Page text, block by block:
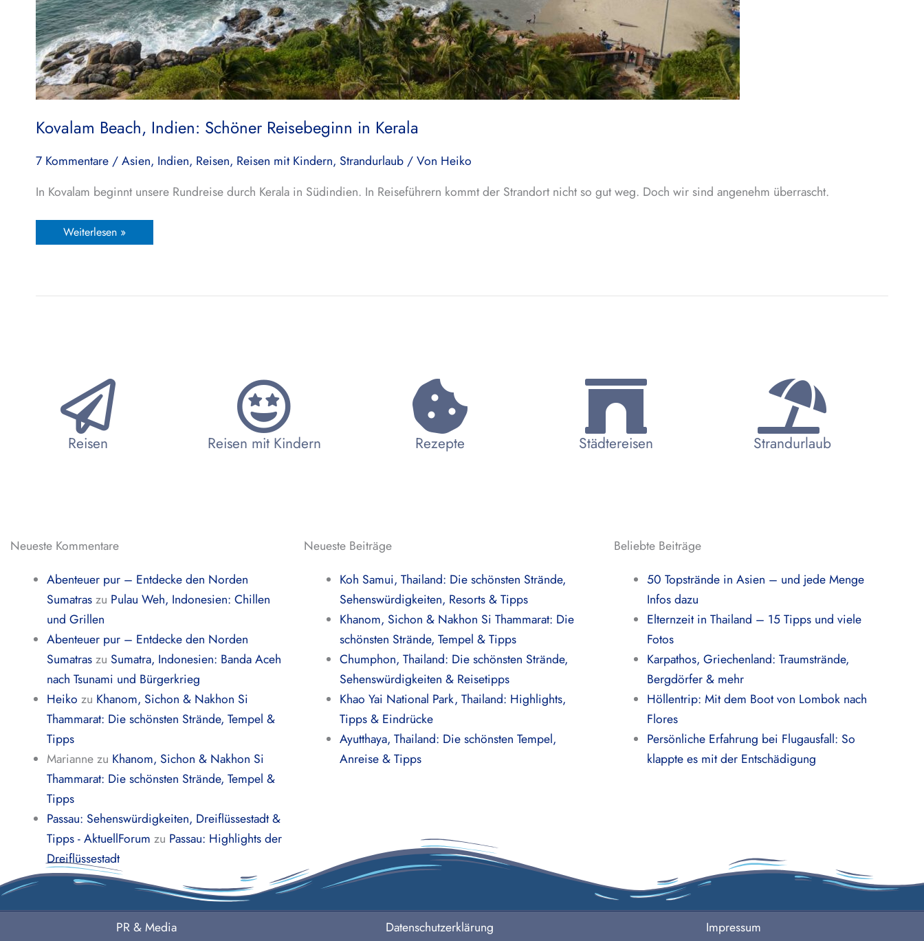
Kovalam Beach, Indien: Schöner Reisebeginn in Kerala
7 Kommentare /Asien, Indien, Reisen, Reisen mit Kindern, Strandurlaub / Von Heiko
In Kovalam beginnt unsere Rundreise durch Kerala in Südindien. In Reiseführern kommt der Strandort nicht so gut weg. Doch wir sind angenehm überrascht.
Weiterlesen »
Reisen Reisen mit Kindern Rezepte Städtereisen Strandurlaub
Neueste Kommentare
Abenteuer pur – Entdecke den Norden
Sumatraszu Pulau Weh, Indonesien: Chillen
und Grillen
Abenteuer pur – Entdecke den Norden
Sumatraszu Sumatra, Indonesien: Banda Aceh
nach Tsunami und Bürgerkrieg
Heiko zu Khanom, Sichon & Nakhon Si
Thammarat: Die schönsten Strände, Tempel &
Tipps
Mariannezu Khanom, Sichon & Nakhon Si
Thammarat: Die schönsten Strände, Tempel &
Tipps
Passau: Sehenswürdigkeiten, Dreiflüssestadt &
Tipps - AktuellForum zu Passau: Highlights der
Dreiflüssestadt
Neueste Beiträge
Koh Samui, Thailand: Die schönsten Strände,
Sehenswürdigkeiten, Resorts & Tipps
Khanom, Sichon & Nakhon Si Thammarat: Die
schönsten Strände, Tempel & Tipps
Chumphon, Thailand: Die schönsten Strände,
Sehenswürdigkeiten & Reisetipps
Khao Yai National Park, Thailand: Highlights,
Tipps & Eindrücke
Ayutthaya, Thailand: Die schönsten Tempel,
Anreise & Tipps
Beliebte Beiträge
50 Topstrände in Asien – und jede Menge
Infos dazu
Elternzeit in Thailand – 15 Tipps und viele
Fotos
Karpathos, Griechenland: Traumstrände,
Bergdörfer & mehr
Höllentrip: Mit dem Boot von Lombok nach
Flores
Persönliche Erfahrung bei Flugausfall: So
klappte es mit der Entschädigung
PR & Media Datenschutzerklärung Impressum